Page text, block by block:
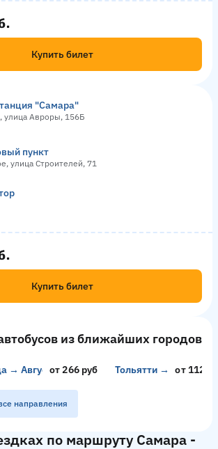
Купить билет
"Самара"
улица Авроры, 156Б
пункт
улица Строителей, 71
Купить билет
из ближайших городов
→ Августовкаот 266 руб Тольятти → Аксай
от
направления
по маршруту Самара -